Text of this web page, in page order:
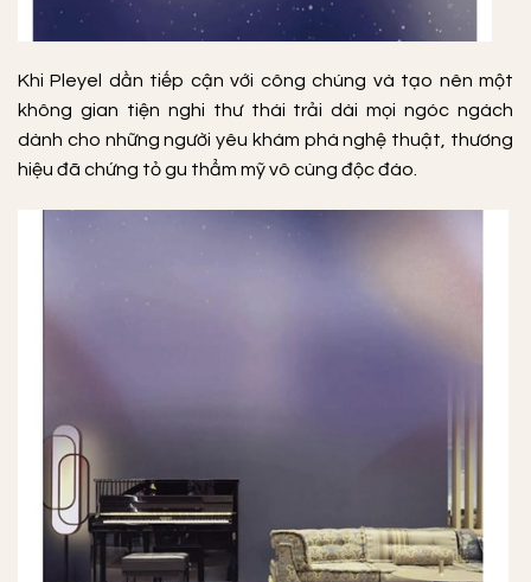
Khi Pleyel dần tiếp cận với công chúng và tạo nên một
không gian tiện nghi thư thái trải dài mọi ngóc ngách
dành cho những người yêu khám phá nghệ thuật, thương
hiệu đã chứng tỏ gu thẩm mỹ vô cùng độc đáo.